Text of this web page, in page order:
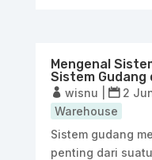
Mengenal
Sistem Gudang
wisnu 2
Warehouse
Sistem gudang
penting dari